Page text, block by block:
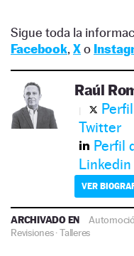
Sigue toda la
Facebook, Xo
Raúl
Twitter
Perfil
Linkedin
VER
ARCHIVADO EN
Revisiones·Talleres